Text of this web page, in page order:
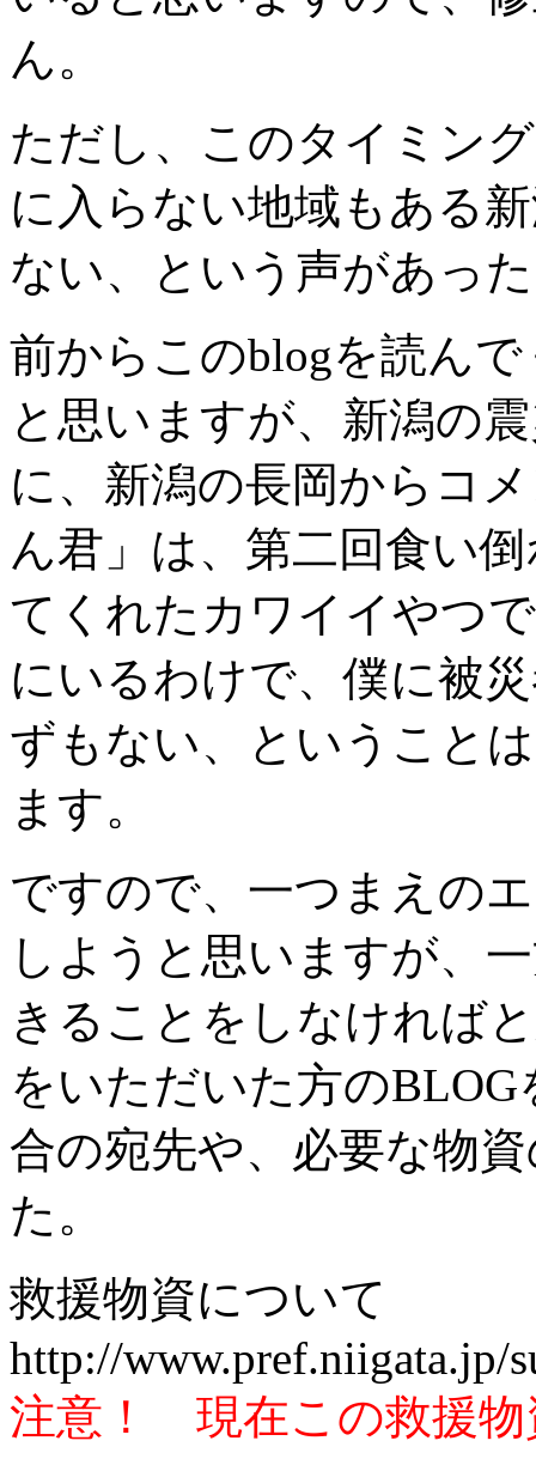
ん。
ただし、このタイミン
に入らない地域もある
ない、という声があっ
前からこのblogを読ん
と思いますが、新潟の
に、新潟の長岡からコ
ん君」は、第二回食い
てくれたカワイイやつ
にいるわけで、僕に被
ずもない、ということ
ます。
ですので、一つまえの
しようと思いますが、
きることをしなければ
をいただいた方の
合の宛先や、必要な物
た。
救援物資について
http://www.pref.niigata.jp/
注意！ 現在この救援物